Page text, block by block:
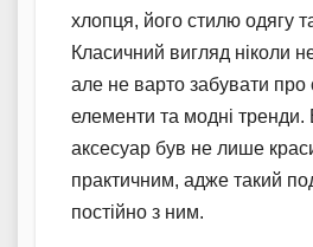
хлопця, його стилю одягу
Класичний вигляд ніколи
але не варто забувати про
елементи та модні
аксесуар був не лише
практичним, адже такий
постійно з ним.